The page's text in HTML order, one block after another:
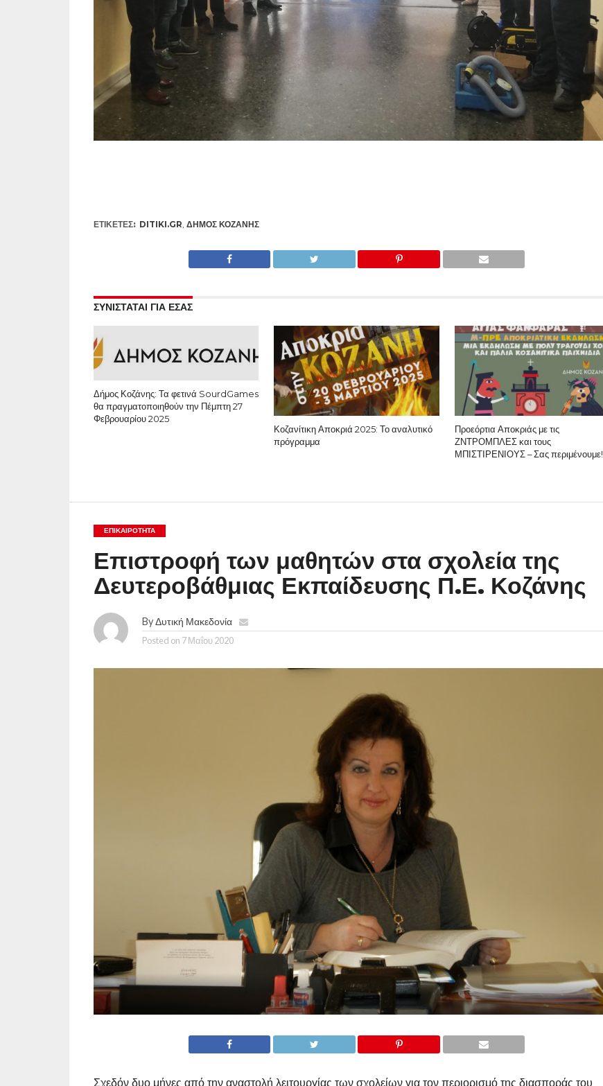
ΕΤΙΚΕΤΕΣ: DITIKI.GR ΔΉΜΟΣ ΚΟΖΆΝΗΣ
ΣΥΝΙΣΤΑΤΑΙ ΓΙΑ ΕΣΑΣ
Δήμος Κοζάνης: Τα φετινά SourdGames
θα πραγματοποιηθούν την Πέμπτη 27
Φεβρουαρίου 2025
Κοζανίτικη Αποκριά 2025: Το αναλυτικό
πρόγραμμα
Προεόρτια Αποκριάς με τις
ΖΝΤΡΟΜΠΛΕΣ και τους
ΜΠΙΣΤΙΡΕΝΙΟΥΣ – Σας περιμένουμε!
ΕΠΙΚΑΙΡΟΤΗΤΑ
Επιστροφή των μαθητών στα σχολεία της
Δευτεροβάθμιας Εκπαίδευσης Π.Ε. Κοζάνης
ByΔυτική Μακεδονία
Posted on 7 Μαΐου 2020
Σχεδόν δυο μήνες από την αναστολή λειτουργίας των σχολείων για τον περιορισμό της διασποράς του